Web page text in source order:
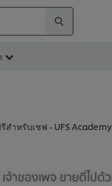
สำหรับเชฟ - UFS Academy